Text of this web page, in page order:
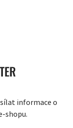
informace o
shopu.